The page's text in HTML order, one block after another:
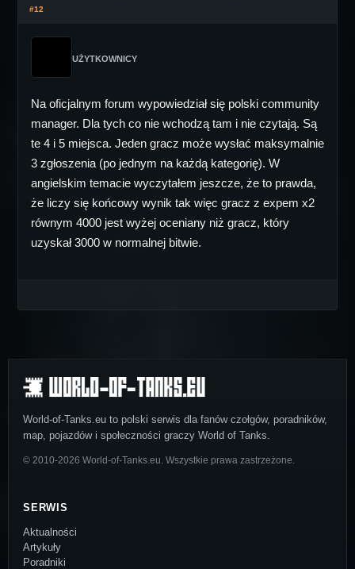
#12
UŻYTKOWNICY
Na oficjalnym forum wypowiedział się polski community
manager. Dla tych co nie wchodzą tam i nie czytają. Są
te 4 i 5 miejsca. Jeden gracz może wysłać maksymalnie
3 zgłoszenia (po jednym na każdą kategorię). W
angielskim temacie wyczytałem jeszcze, że to prawda,
że liczy się końcowy wynik tak więc gracz z expem x2
równym 4000 jest wyżej oceniany niż gracz, który
uzyskał 3000 w normalnej bitwie.
World-of-Tanks.eu to polski serwis dla fanów czołgów, poradników,
map, pojazdów i społeczności graczy World of Tanks.
© 2010-2026 World-of-Tanks.eu. Wszystkie prawa zastrzeżone.
SERWIS
Aktualności
Artykuły
Poradniki